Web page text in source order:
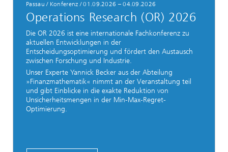
Passau / Konferenz / 01.09.2026 – 04.09.2026
Operations Research (OR) 2026
Die OR 2026 ist eine internationale Fachkonferenz zu
aktuellen Entwicklungen in der
Entscheidungsoptimierung und fördert den Austausch
zwischen Forschung und Industrie.
Unser Experte Yannick Becker aus der Abteilung
»Finanzmathematik« nimmt an der Veranstaltung teil
und gibt Einblicke in die exakte Reduktion von
Unsicherheitsmengen in der Min-Max-Regret-
Optimierung.